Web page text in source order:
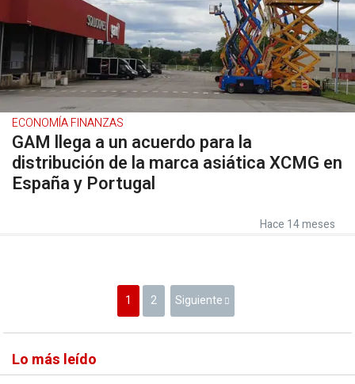
ECONOMÍA FINANZAS
GAM llega a un acuerdo para la
distribución de la marca asiática XCMG en
España y Portugal
Hace 14 meses
1 2 Siguiente
Lo más leído